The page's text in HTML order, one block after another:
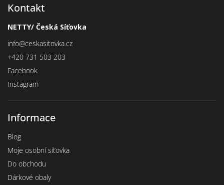
Kontakt
NETTY/ Česká Síťovka
info@ceskasitovka.cz
+420 731 503 203
Facebook
Instagram
Informace
Blog
Moje osobní síťovka
Do obchodu
Dárkové obaly